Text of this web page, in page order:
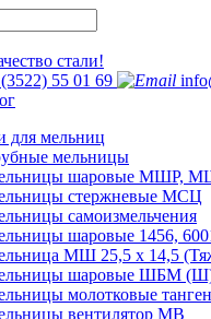
55 01 69
для мельниц
мельницы
шаровые МШР,
стержневые МСЦ
самоизмельчения
шаровые 1456,
МШ 25,5 х 14,5
шаровые ШБМ
молотковые
вентилятор МВ